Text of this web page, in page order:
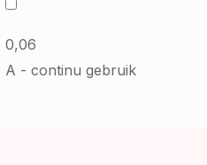
0,06
A - continu gebruik